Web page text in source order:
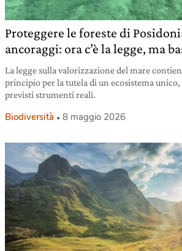
Proteggere le foreste di
ancoraggi: ora c’è la legge, ma
La legge sulla valorizzazione del mare
principio per la tutela di un ecosistema
previsti strumenti reali.
Biodiversità 8 maggio 2026